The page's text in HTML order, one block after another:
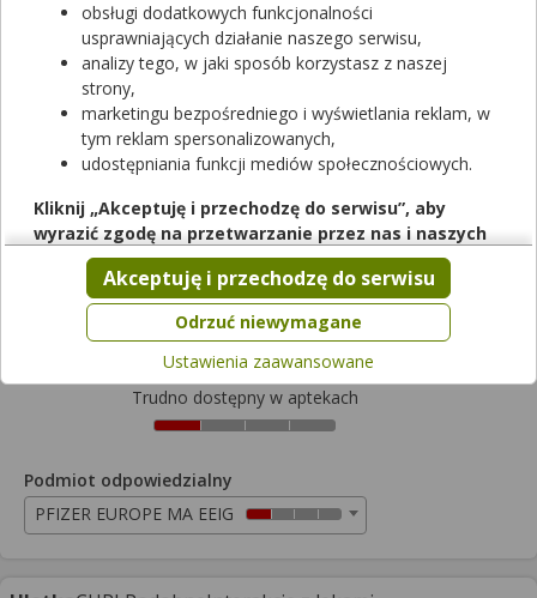
Arthrotec
50mg+200mcg | 20 tabl.
lek na receptę
Rezerwuj
Cena zależna od apteki
Trudno dostępny w aptekach
Podmiot odpowiedzialny
PFIZER EUROPE MA EEIG
obsługi dodatkowych funkcjonalności
usprawniających działanie naszego serwisu,
analizy tego, w jaki sposób korzystasz z naszej
strony,
marketingu bezpośredniego i wyświetlania reklam, w
tym reklam spersonalizowanych,
udostępniania funkcji mediów społecznościowych.
Kliknij „Akceptuję i przechodzę do serwisu”, aby
wyrazić zgodę na przetwarzanie przez nas i naszych
partnerów Twoich danych w powyższych celach.
Pamiętaj, że wyrażenie zgody jest dobrowolne, a wyrażoną
zgodę możesz w każdej chwili cofnąć, możesz też wycofać
zgodę na przetwarzanie Twoich danych tylko w niektórych
celach. Jeżeli chcesz dowiedzieć się więcej lub chcesz
przeprowadzić konfigurację szczegółową, to możesz tego
dokonać za pomocą „Ustawień zaawansowanych”.
zewnętrznych w naszym serwisie znajdziesz w
Serwisu.
Odrzuć niewymagane
Akceptuję i przechodzę do serwisu
Ustawienia zaawansowane